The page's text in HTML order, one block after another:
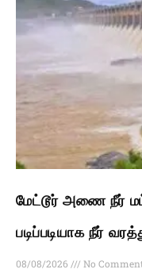
மேட்டூர் அணை நீர்
படிப்படியாக நீர்
08/08/2026
No